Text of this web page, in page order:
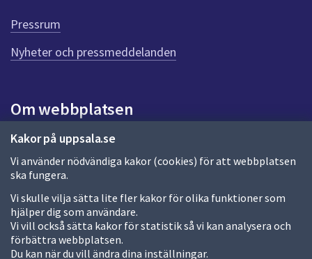
Kakor på uppsala.se
Vi använder nödvändiga kakor (cookies) för att webbplatsen
ska fungera.
Vi skulle vilja sätta lite fler kakor för olika funktioner som
hjälper dig som användare.
Vi vill också sätta kakor för statistik så vi kan analysera och
förbättra webbplatsen.
Du kan när du vill ändra dina inställningar.
e
n
n
a
d
a
Pressrum
Nyheter och pressmeddelanden
Om webbplatsen
Om webbplatsen
Allmänna handlingar och diarium
Behandling av personuppgifter
Kakor
Språk (other languages)